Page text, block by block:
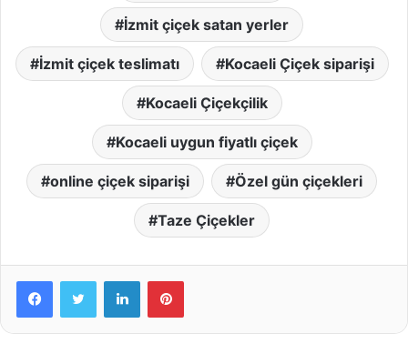
İzmit çiçek satan yerler
İzmit çiçek teslimatı Kocaeli Çiçek siparişi
Kocaeli Çiçekçilik
Kocaeli uygun fiyatlı çiçek
online çiçek siparişi Özel gün çiçekleri
Taze Çiçekler